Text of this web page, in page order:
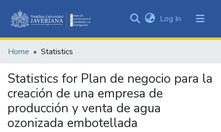
&
All of DSpace
Log In (current)
Home Statistics
Statistics for Plan de negocio para la
creación de una empresa de
producción y venta de agua
ozonizada embotellada